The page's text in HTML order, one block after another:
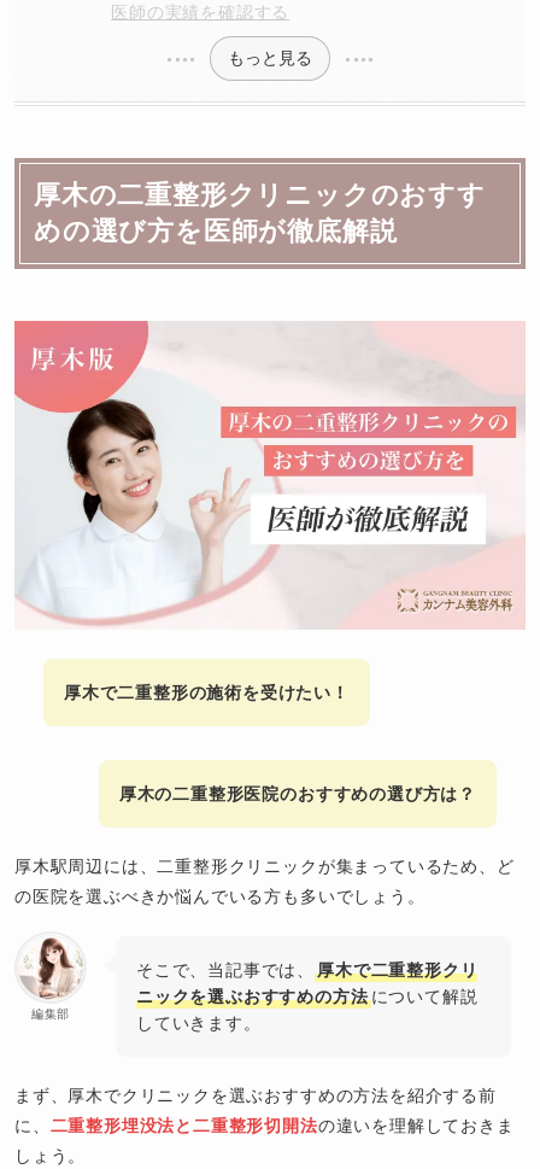
医師の実績を確認する
もっと見る
厚木の二重整形クリニックのおすす
めの選び方を医師が徹底解説
厚木で二重整形の施術を受けたい！
厚木の二重整形医院のおすすめの選び方は？
厚木駅周辺には、二重整形クリニックが集まっているため、ど
の医院を選ぶべきか悩んでいる方も多いでしょう。
編集部
そこで、当記事では、厚木で二重整形クリ
ニックを選ぶおすすめの方法について解説
していきます。
まず、厚木でクリニックを選ぶおすすめの方法を紹介する前
に、 二重整形埋没法と二重整形切開法の違いを理解しておきま
しょう。